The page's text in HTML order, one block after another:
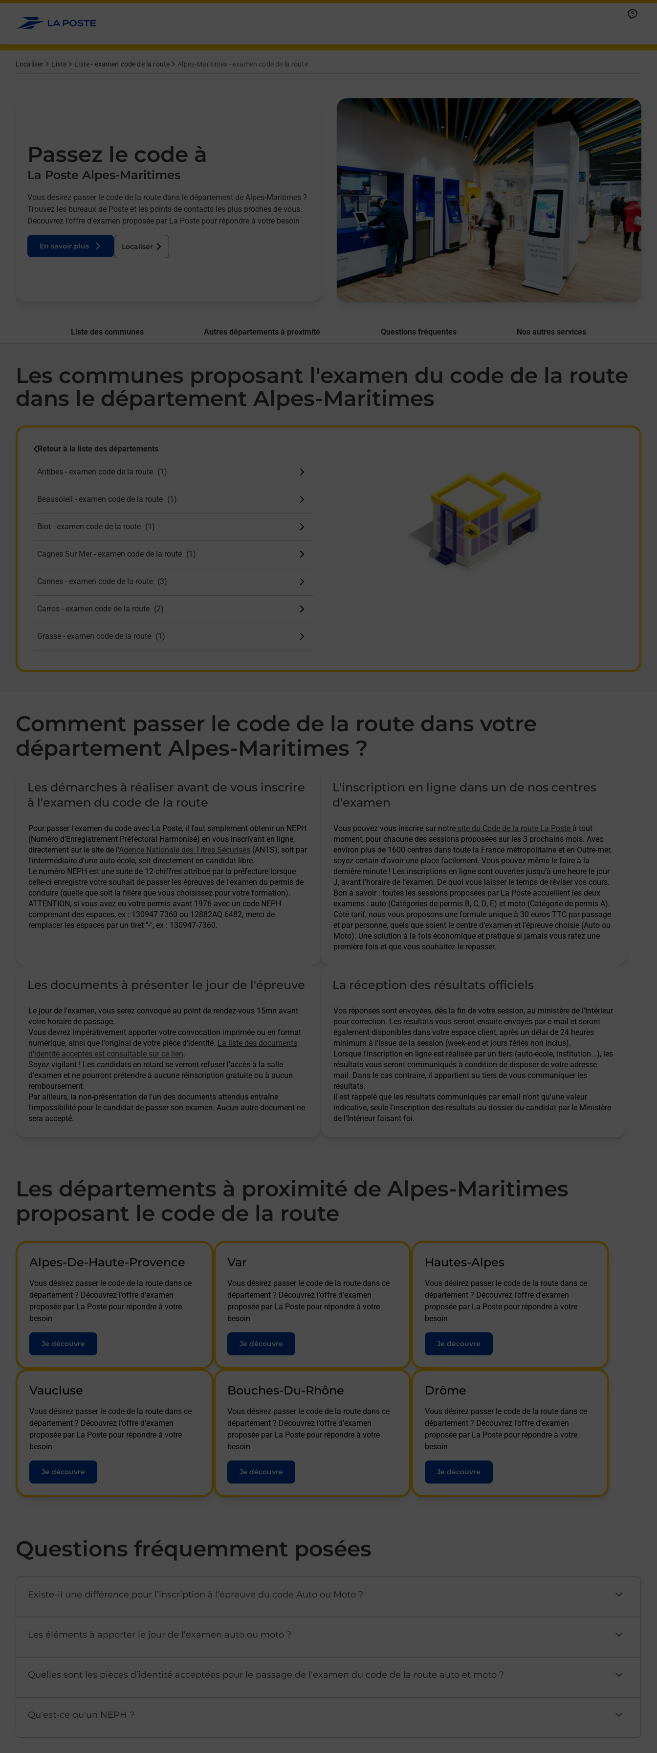
Allez au contenu
Localiser Liste Liste - examen code de la route Alpes-Maritimes - examen code de la route
Passez le code à
La Poste Alpes-Maritimes
Vous désirez passer le code de la route dans le département de Alpes-Maritimes ?
Trouvez les bureaux de Poste et les points de contacts les plus proches de vous.
Découvrez l’offre d’examen proposée par La Poste pour répondre à votre besoin
En savoir plus Localiser
Liste des communes Autres départements à proximité Questions fréquentes Nos autres services
Les communes proposant l'examen du code de la route
dans le département Alpes-Maritimes
Retour à la liste des départements
Antibes - examen code de la route
Beausoleil - examen code de la route
Biot - examen code de la route
Cagnes Sur Mer - examen code de la route
Cannes - examen code de la route
Carros - examen code de la route
Grasse - examen code de la route
Le Cannet - examen code de la route
Menton - examen code de la route
Nice - examen code de la route
Saint-laurent-du-var - examen code de la route
Vallauris - examen code de la route
Vence - examen code de la route
Comment passer le code de la route dans votre
département Alpes-Maritimes ?
Les démarches à réaliser avant de vous inscrire
à l'examen du code de la route
Pour passer l'examen du code avec La Poste, il faut simplement obtenir un NEPH
(Numéro d'Enregistrement Préfectoral Harmonisé) en vous inscrivant en ligne,
directement sur le site de l'Agence Nationale des Titres Sécurisés (ANTS), soit par
l'intermédiaire d'une auto-école, soit directement en candidat libre.
Le numéro NEPH est une suite de 12 chiffres attribué par la préfecture lorsque
celle-ci enregistre votre souhait de passer les épreuves de l'examen du permis de
conduire (quelle que soit la filière que vous choisissez pour votre formation).
ATTENTION, si vous avez eu votre permis avant 1976 avec un code NEPH
comprenant des espaces, ex : 130947 7360 ou 12882AQ 6482, merci de
remplacer les espaces par un tiret "-", ex : 130947-7360.
L'inscription en ligne dans un de nos centres
d'examen
Vous pouvez vous inscrire sur notre site du Code de la route La Poste à tout
moment, pour chacune des sessions proposées sur les 3 prochains mois. Avec
environ plus de 1600 centres dans toute la France métropolitaine et en Outre-mer,
soyez certain d’avoir une place facilement. Vous pouvez même le faire à la
dernière minute ! Les inscriptions en ligne sont ouvertes jusqu’à une heure le jour
J, avant l’horaire de l’examen. De quoi vous laisser le temps de réviser vos cours.
Bon à savoir : toutes les sessions proposées par La Poste accueillent les deux
examens : auto (Catégories de permis B, C, D, E) et moto (Catégorie de permis A).
Côté tarif, nous vous proposons une formule unique à 30 euros TTC par passage
et par personne, quels que soient le centre d’examen et l'épreuve choisie (Auto ou
Moto). Une solution à la fois économique et pratique si jamais vous ratez une
première fois et que vous souhaitez le repasser.
Les documents à présenter le jour de l'épreuve
Le jour de l'examen, vous serez convoqué au point de rendez-vous 15mn avant
votre horaire de passage.
Vous devrez impérativement apporter votre convocation imprimée ou en format
numérique, ainsi que l'original de votre pièce d'identité. La liste des documents
d'identité acceptés est consultable sur ce lien.
Soyez vigilant ! Les candidats en retard se verront refuser l'accès à la salle
d'examen et ne pourront prétendre à aucune réinscription gratuite ou à aucun
remboursement.
Par ailleurs, la non-présentation de l'un des documents attendus entraîne
l'impossibilité pour le candidat de passer son examen. Aucun autre document ne
sera accepté.
La réception des résultats officiels
Vos réponses sont envoyées, dès la fin de votre session, au ministère de l'Intérieur
pour correction. Les résultats vous seront ensuite envoyés par e-mail et seront
également disponibles dans votre espace client, après un délai de 24 heures
minimum à l'issue de la session (week-end et jours fériés non inclus).
Lorsque l'inscription en ligne est réalisée par un tiers (auto-école, institution...), les
résultats vous seront communiqués à condition de disposer de votre adresse
mail. Dans le cas contraire, il appartient au tiers de vous communiquer les
résultats.
Il est rappelé que les résultats communiqués par email n'ont qu'une valeur
indicative, seule l'inscription des résultats au dossier du candidat par le Ministère
de l'Intérieur faisant foi.
Les départements à proximité de Alpes-Maritimes
proposant le code de la route
Alpes-De-Haute-Provence
Vous désirez passer le code de la route dans ce
département ? Découvrez l’offre d’examen
proposée par La Poste pour répondre à votre
besoin
Je découvre
Var
Vous désirez passer le code de la route dans ce
département ? Découvrez l’offre d’examen
proposée par La Poste pour répondre à votre
besoin
Je découvre
Hautes-Alpes
Vous désirez passer le code de la route dans ce
département ? Découvrez l’offre d’examen
proposée par La Poste pour répondre à votre
besoin
Je découvre
Vaucluse
Vous désirez passer le code de la route dans ce
département ? Découvrez l’offre d’examen
proposée par La Poste pour répondre à votre
besoin
Je découvre
Bouches-Du-Rhône
Vous désirez passer le code de la route dans ce
département ? Découvrez l’offre d’examen
proposée par La Poste pour répondre à votre
besoin
Je découvre
Drôme
Vous désirez passer le code de la route dans ce
département ? Découvrez l’offre d’examen
proposée par La Poste pour répondre à votre
besoin
Je découvre
Questions fréquemment posées
Existe-il une différence pour l’inscription à l’épreuve du code Auto ou Moto ?
Afficher ou masquer la réponse
Les éléments à apporter le jour de l'examen auto ou moto ?
Afficher ou masquer la réponse
Quelles sont les pièces d’identité acceptées pour le passage de l'examen du code de la route auto et moto ?
Afficher ou masquer la réponse
Qu'est-ce qu'un NEPH ?
Afficher ou masquer la réponse